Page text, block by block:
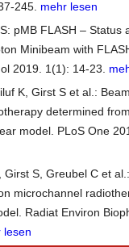
245. mehr lesen
pMB FLASH – Status
Minibeam with
2019. 1(1): 14-23.
K, Girst S et al.:
determined
model. PLoS One
Girst S, Greubel C et
microchannel
Radiat Environ
lesen